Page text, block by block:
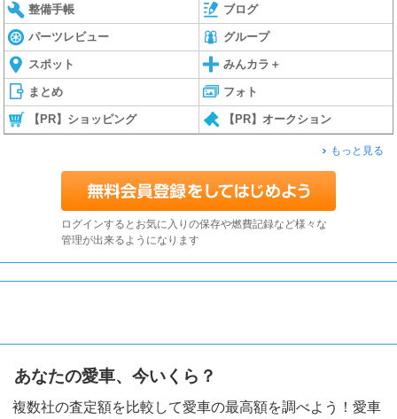
整備手帳 ブログ
パーツレビュー グループ
スポット みんカラ＋
まとめ フォト
【PR】ショッピング 【PR】オークション
もっと見る
ログインするとお気に入りの保存や燃費記録など様々な
管理が出来るようになります
あなたの愛車、今いくら？
複数社の査定額を比較して愛車の最高額を調べよう！愛車